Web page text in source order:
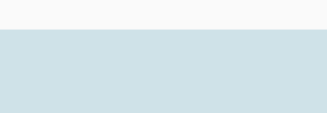
de plugges inn i en
DSB presiseres
kurs som er ment for